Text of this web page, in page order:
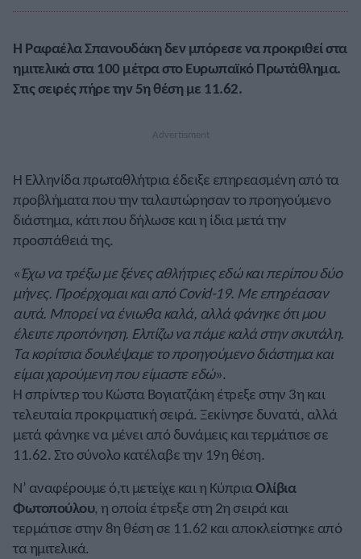
Η Ραφαέλα Σπανουδάκη δεν μπόρεσε να προκριθεί στα
ημιτελικά στα 100 μέτρα στο Ευρωπαϊκό Πρωτάθλημα.
Στις σειρές πήρε την 5η θέση με 11.62.
Η Ελληνίδα πρωταθλήτρια έδειξε επηρεασμένη από τα
προβλήματα που την ταλαιπώρησαν το προηγούμενο
διάστημα, κάτι που δήλωσε και η ίδια μετά την
προσπάθειά της.
«Έχω να τρέξω με ξένες αθλήτριες εδώ και περίπου δύο
μήνες. Προέρχομαι και από Covid-19. Με επηρέασαν
αυτά. Μπορεί να ένιωθα καλά, αλλά φάνηκε ότι μου
έλειπε προπόνηση. Ελπίζω να πάμε καλά στην σκυτάλη.
Τα κορίτσια δουλέψαμε το προηγούμενο διάστημα και
είμαι χαρούμενη που είμαστε εδώ».
Η σπρίντερ του Κώστα Βογιατζάκη έτρεξε στην 3η και
τελευταία προκριματική σειρά. Ξεκίνησε δυνατά, αλλά
μετά φάνηκε να μένει από δυνάμεις και τερμάτισε σε
11.62. Στο σύνολο κατέλαβε την 19η θέση.
Ν’ αναφέρουμε ό,τι μετείχε και η ΚύπριαΟλίβια
Φωτοπούλου, η οποία έτρεξε στη 2η σειρά και
τερμάτισε στην 8η θέση σε 11.62 και αποκλείστηκε από
τα ημιτελικά.